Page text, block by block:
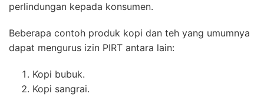
perlindungan kepada konsumen.
Beberapa contoh produk kopi dan teh yang umumnya
dapat mengurus izin PIRT antara lain:
Kopi bubuk.
Kopi sangrai.